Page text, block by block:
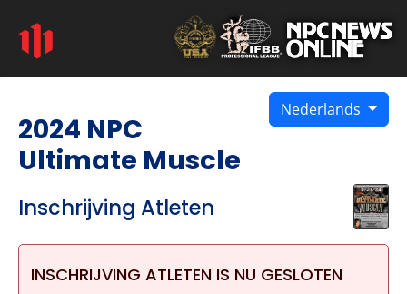
Nederlands
2024 NPC
Ultimate Muscle
Inschrijving Atleten
INSCHRIJVING ATLETEN IS NU GESLOTEN